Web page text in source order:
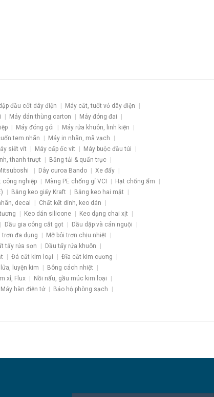
đầu cốt dây điện
Máy cắt, tuốt vỏ dây điện
Máy dán thùng carton
Máy đóng đai
Máy đóng gói
Máy rửa khuôn, linh kiện
tem nhãn
Máy in nhãn, mã vạch
siết vít Máy cấp ốc vít
Máy buộc đầu túi
thanh trượt
Băng tải & quấn trục
Dây curoa Bando
Xe đẩy
công nghiệp Màng PE chống gỉ VCI
Hạt chống ẩm
Băng keo giấy Kraft
Băng keo hai mặt
decal
Chất kết dính, keo dán
Keo dán silicone
Keo dạng chai xịt
Dầu gia công cắt gọt
Dầu dập và cán nguội
trơn đa dụng
Mỡ bôi trơn chịu nhiệt
tẩy rửa sơn
Dầu tẩy rửa khuôn
Đá cắt kim loại
Đĩa cắt kim cương
luyện kim
Bông cách nhiệt
xỉ, Flux
Nồi nấu, gầu múc kim loại
Máy hàn điện tử
Bảo hộ phòng sạch